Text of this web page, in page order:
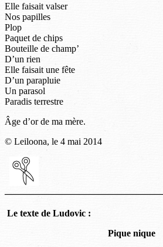
Elle faisait valser
Nos papilles
Plop
Paquet de chips
Bouteille de champ’
D’un rien
Elle faisait une fête
D’un parapluie
Un parasol
Paradis terrestre
Âge d’or de ma mère.
© Leiloona, le 4 mai 2014
Le texte de Ludovic :
Pique nique